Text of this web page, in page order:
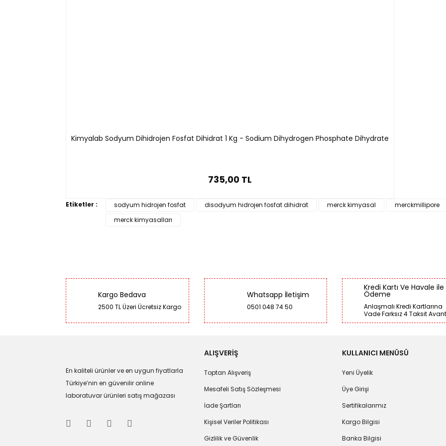
Kimyalab Sodyum Dihidrojen Fosfat Dihidrat 1 Kg - Sodium Dihydrogen Phosphate Dihydrate
735,00 TL
Etiketler : sodyum hidrojen fosfat disodyum hidrojen fosfat dihidrat merck kimyasal merckmillipore
merck kimyasalları
Kargo Bedava
2500 TL Üzeri Ücretsiz Kargo
Whatsapp İletişim
0501 048 74 50
Kredi Kartı Ve Havale ile
Ödeme
Anlaşmalı Kredi Kartlarına
Vade Farksız 4 Taksit
En kaliteli ürünler ve en uygun fiyatlarla
Türkiye’nin en güvenilir online
laboratuvar ürünleri satış mağazası
ALIŞVERİŞ
Toptan Alışveriş
Mesafeli Satış Sözleşmesi
İade Şartları
Kişisel Veriler Politikası
Gizlilik ve Güvenlik
KULLANICI MENÜSÜ
Yeni Üyelik
Üye Girişi
Sertifikalarımız
Kargo Bilgisi
Banka Bilgisi